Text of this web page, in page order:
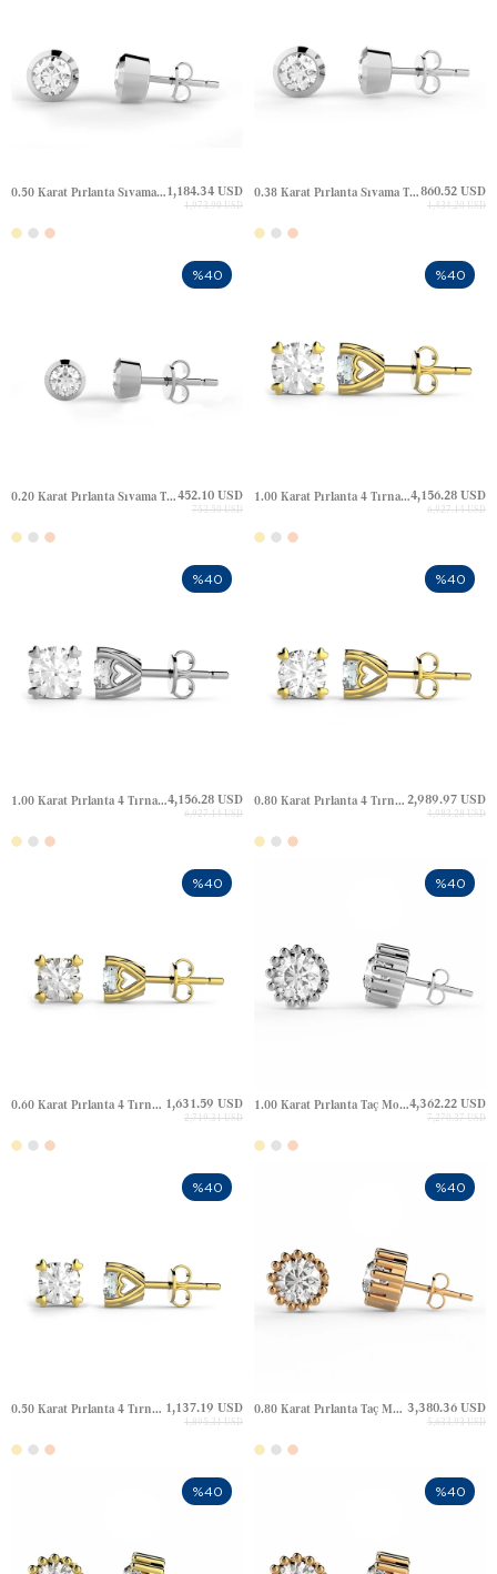
0.50 Karat Pırlanta Sıvama Tektaş Altın Küpe1,184.34 USD
1,973.90 USD
0.38 Karat Pırlanta Sıvama Tektaş Altın Küpe860.52 USD
1,434.20 USD
0.20 Karat Pırlanta Sıvama Tektaş Altın Küpe452.10 USD
753.50 USD
%40
1.00 Karat Pırlanta 4 Tırnak Kalp Tektaş Altın Küpe4,156.28 USD
6,927.14 USD
%40
1.00 Karat Pırlanta 4 Tırnak Kalp Tektaş Altın Küpe4,156.28 USD
6,927.14 USD
%40
0.80 Karat Pırlanta 4 Tırnak Kalp Tektaş Altın Küpe 2,989.97 USD
4,983.28 USD
%40
0.60 Karat Pırlanta 4 Tırnak Kalp Tektaş Altın Küpe 1,631.59 USD
2,719.31 USD
%40
1.00 Karat Pırlanta Taç Model Tektaş Halo Çivili Altın Küpe4,362.22 USD
7,270.37 USD
%40
0.50 Karat Pırlanta 4 Tırnak Kalp Tektaş Altın Küpe 1,137.19 USD
1,895.31 USD
%40
0.80 Karat Pırlanta Taç Model Tektaş Halo Çivili Altın Küpe 3,380.36 USD
5,633.93 USD
%40
%40 %40